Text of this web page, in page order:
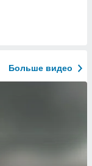
Больше видео